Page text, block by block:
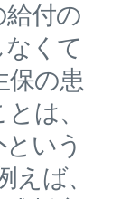
給付の
くて
保の患
は、
いう
ば、